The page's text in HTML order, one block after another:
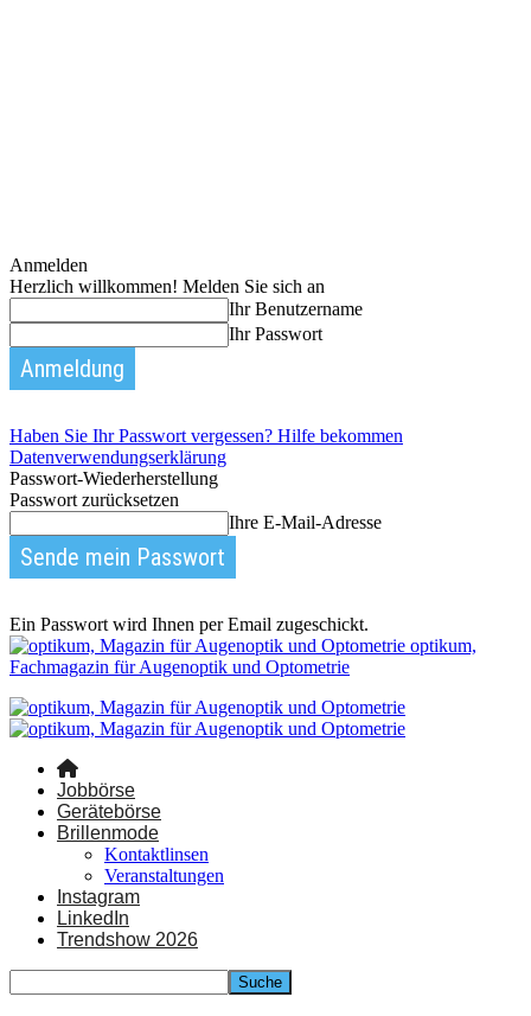
Anmelden
Herzlich willkommen! Melden Sie sich an
Ihr Benutzername
Ihr Passwort
Haben Sie Ihr Passwort vergessen? Hilfe bekommen
Datenverwendungserklärung
Passwort-Wiederherstellung
Passwort zurücksetzen
Ihre E-Mail-Adresse
Ein Passwort wird Ihnen per Email zugeschickt.
optikum,
Fachmagazin für Augenoptik und Optometrie
Jobbörse
Gerätebörse
Brillenmode
Kontaktlinsen
Veranstaltungen
Instagram
LinkedIn
Trendshow 2026